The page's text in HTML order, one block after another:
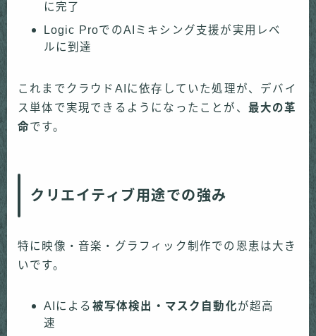
に完了
Logic ProでのAIミキシング支援が実用レベ
ルに到達
これまでクラウドAIに依存していた処理が、デバイ
ス単体で実現できるようになったことが、 最大の革
命です。
クリエイティブ用途での強み
特に映像・音楽・グラフィック制作での恩恵は大き
いです。
AIによる 被写体検出・マスク自動化が超高
速